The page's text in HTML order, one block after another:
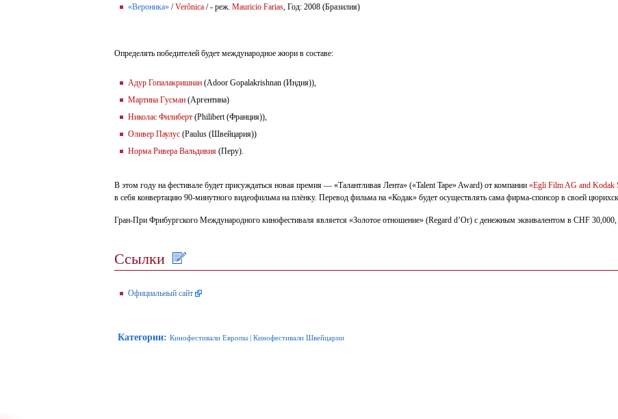
«Вероника» /Verônica / - реж. Mauricio Farias , Год: 2008 (Бразилия)
Определять победителей будет международное жюри в составе:
Адур Гопалакришнан (Adoor Gopalakrishnan (Индия)),
Мартина Гусман (Аргентина)
Николас Филиберт (Philibert (Франция)),
Оливер Паулус (Paulus (Швейцария))
Норма Ривера Вальдивия (Перу).
В этом году на фестивале будет присуждаться новая премия — «Талантливая Лента» («Talent Tape» Award) от компании «Egli Film AG and Kodak
в себя конвертацию 90-минутного видеофильма на плёнку. Перевод фильма на «Кодак» будет осуществлять сама фирма-спонсор в своей
Гран-При Фрибургского Международного кинофестиваля является «Золотое отношение» (Regard d’Or) с денежным эквивалентом в CHF 30,000,
Ссылки
Официальный сайт
Категории: Кинофестивали Европы | Кинофестивали Швейцарии